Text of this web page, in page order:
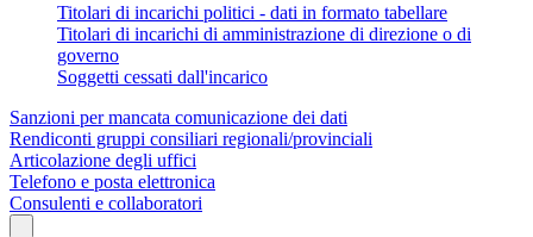
Titolari di incarichi politici - dati in formato tabellare
Titolari di incarichi di amministrazione di direzione o di
governo
Soggetti cessati dall'incarico
Sanzioni per mancata comunicazione dei dati
Rendiconti gruppi consiliari regionali/provinciali
Articolazione degli uffici
Telefono e posta elettronica
Consulenti e collaboratori